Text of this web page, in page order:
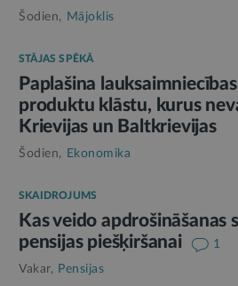
Šodien, Mājoklis
STĀJAS SPĒKĀ
Paplašina
produktu klāstu, kurus
Krievijas un Baltkrievijas
Šodien, Ekonomika
SKAIDROJUMS
Kas veido apdrošināšanas
pensijas piešķiršanai
1
Vakar, Pensijas